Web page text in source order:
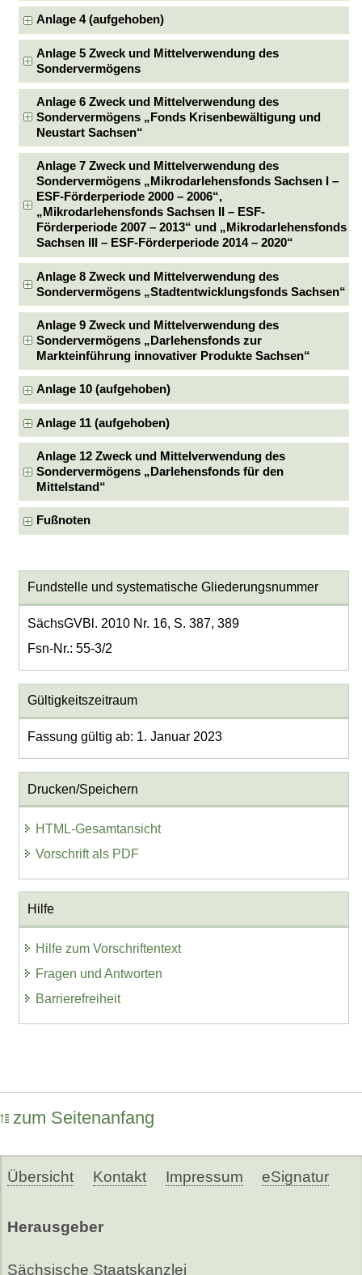
Anlage 4 (aufgehoben)
Anlage 5 Zweck und Mittelverwendung des
Sondervermögens
Anlage 6 Zweck und Mittelverwendung des
Sondervermögens „Fonds Krisenbewältigung und
Neustart Sachsen“
Anlage 7 Zweck und Mittelverwendung des
Sondervermögens „Mikrodarlehensfonds Sachsen I –
ESF-Förderperiode 2000 – 2006“,
„Mikrodarlehensfonds Sachsen II – ESF-
Förderperiode 2007 – 2013“ und „Mikrodarlehensfonds
Sachsen III – ESF-Förderperiode 2014 – 2020“
Anlage 8 Zweck und Mittelverwendung des
Sondervermögens „Stadtentwicklungsfonds Sachsen“
Anlage 9 Zweck und Mittelverwendung des
Sondervermögens „Darlehensfonds zur
Markteinführung innovativer Produkte Sachsen“
Anlage 10 (aufgehoben)
Anlage 11 (aufgehoben)
Anlage 12 Zweck und Mittelverwendung des
Sondervermögens „Darlehensfonds für den
Mittelstand“
Fußnoten
Fundstelle und systematische Gliederungsnummer
SächsGVBl. 2010 Nr. 16, S. 387, 389
Fsn-Nr.: 55-3/2
Gültigkeitszeitraum
Fassung gültig ab: 1. Januar 2023
Drucken/Speichern
HTML-Gesamtansicht
Vorschrift als PDF
Hilfe
Hilfe zum Vorschriftentext
Fragen und Antworten
Barrierefreiheit
zum Seitenanfang
Übersicht Kontakt Impressum eSignatur
Herausgeber
Sächsische Staatskanzlei